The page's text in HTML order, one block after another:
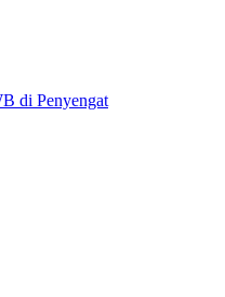
di Penyengat